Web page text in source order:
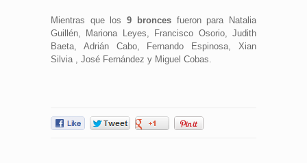
Mientras que los9 broncesfueron para Natalia
Guillén, Mariona Leyes, Francisco Osorio, Judith
Baeta, Adrián Cabo, Fernando Espinosa, Xian
Silvia , José Fernández y Miguel Cobas.